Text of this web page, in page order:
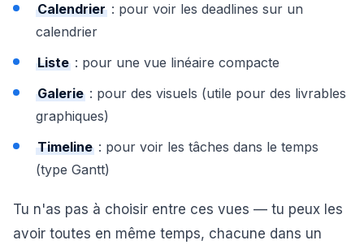
Calendrier : pour voir les deadlines sur un
calendrier
Liste : pour une vue linéaire compacte
Galerie : pour des visuels (utile pour des livrables
graphiques)
Timeline : pour voir les tâches dans le temps
(type Gantt)
Tu n'as pas à choisir entre ces vues — tu peux les
avoir toutes en même temps, chacune dans un